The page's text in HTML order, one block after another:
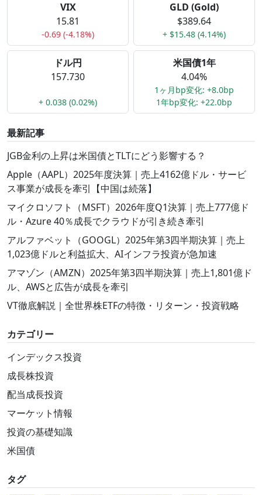
VIX
15.81
-0.69 (-4.18%)
GLD (Gold)
$389.64
+ $15.48 (4.14%)
ドル円
157.730
+ 0.038 (0.02%)
米国債1年
4.04%
1ヶ月bp変化: +8.0bp
1年bp変化: +22.0bp
最新記事
JGB金利の上昇は米国債とTLTにどう影響する？
Apple（AAPL）2025年度決算｜売上4162億ドル・サービ
ス事業が成長を牽引【中国は続落】
マイクロソフト（MSFT）2026年度Q1決算｜売上777億ド
ル・Azure 40％成長でクラウドが引き続き牽引
アルファベット（GOOGL）2025年第3四半期決算｜売上
1,023億ドルと利益拡大、AIインフラ投資が急加速
アマゾン（AMZN）2025年第3四半期決算｜売上1,801億ド
ル、AWSと広告が成長を牽引
VT徹底解説｜全世界株ETFの特徴・リターン・投資戦略
カテゴリー
インデックス投資
成長株投資
配当成長投資
マーケット情報
投資の基礎知識
米国債
タグ